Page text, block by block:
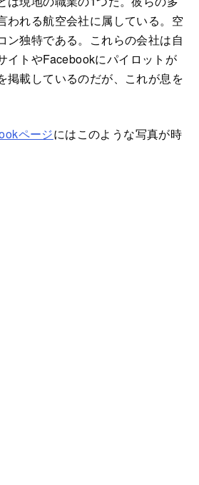
われる航空会社に属している。空
ン独特である。これらの会社は自
イトやFacebookにパイロットが
掲載しているのだが、これが息を
ページにはこのような写真が時